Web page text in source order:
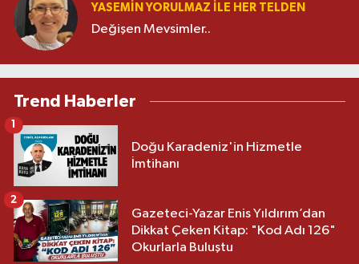
YASEMIN YORULMAZ ILE HER TELDEN
Değişen Mevsimler..
Trend Haberler
Doğu Karadeniz'in Hizmetle
İmtihanı
1
Gazeteci-Yazar Enis Yıldırım’dan
Dikkat Çeken Kitap: "Kod Adı 126"
Okurlarla Buluştu
2